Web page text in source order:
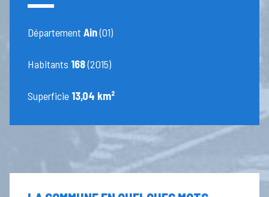
DépartementAin(01)
Habitants 168(2015)
Superficie 13,04 km²